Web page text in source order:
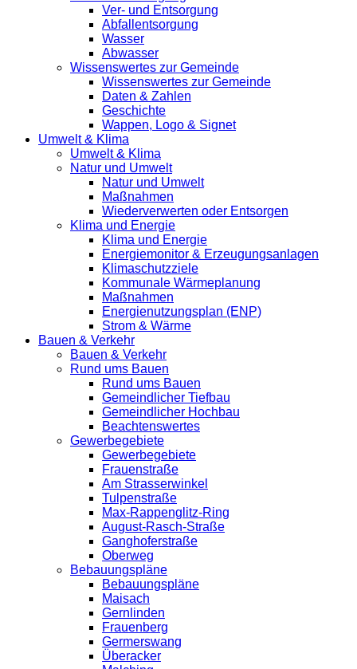
Ver- und Entsorgung
Abfallentsorgung
Wasser
Abwasser
Wissenswertes zur Gemeinde
Wissenswertes zur Gemeinde
Daten & Zahlen
Geschichte
Wappen, Logo & Signet
Umwelt & Klima
Umwelt & Klima
Natur und Umwelt
Natur und Umwelt
Maßnahmen
Wiederverwerten oder Entsorgen
Klima und Energie
Klima und Energie
Energiemonitor & Erzeugungsanlagen
Klimaschutzziele
Kommunale Wärmeplanung
Maßnahmen
Energienutzungsplan (ENP)
Strom & Wärme
Bauen & Verkehr
Bauen & Verkehr
Rund ums Bauen
Rund ums Bauen
Gemeindlicher Tiefbau
Gemeindlicher Hochbau
Beachtenswertes
Gewerbegebiete
Gewerbegebiete
Frauenstraße
Am Strasserwinkel
Tulpenstraße
Max-Rappenglitz-Ring
August-Rasch-Straße
Ganghoferstraße
Oberweg
Bebauungspläne
Bebauungspläne
Maisach
Gernlinden
Frauenberg
Germerswang
Überacker